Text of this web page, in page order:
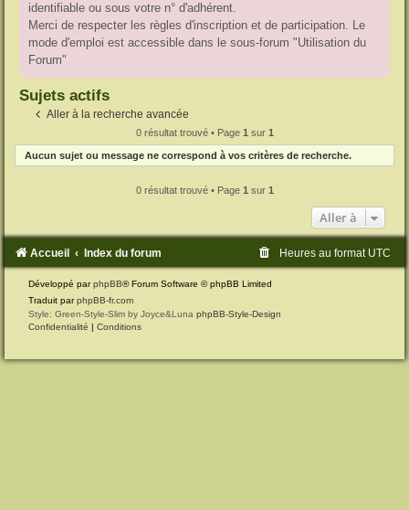
identifiable ou sous votre n° d'adhérent.
Merci de respecter les règles d'inscription et de participation. Le
mode d'emploi est accessible dans le sous-forum "Utilisation du
Forum"
Sujets actifs
Aller à la recherche avancée
0 résultat trouvé • Page 1 sur 1
Aucun sujet ou message ne correspond à vos critères de recherche.
0 résultat trouvé • Page 1 sur 1
Aller à
Accueil Index du forum Heures au format UTC
Développé parphpBB® Forum Software © phpBB Limited
Traduit parphpBB-fr.com
Style: Green-Style-Slim by Joyce&Luna phpBB-Style-Design
Confidentialité | Conditions